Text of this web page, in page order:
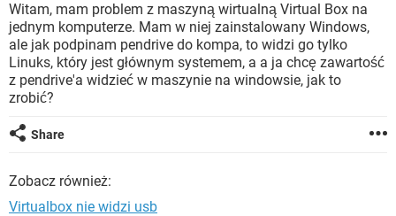
WINDOWS 10
INSTAGRAM FACEBOOK
WINDOWS 10
GRY WHATSAPP
SPOTIFY NETFLIX
INSTAGRAM FACEBOOK
WINDOWS 10
Witam, mam problem z maszyną wirtualną Virtual Box na
jednym komputerze. Mam w niej zainstalowany Windows,
ale jak podpinam pendrive do kompa, to widzi go tylko
Linuks, który jest głównym systemem, a a ja chcę zawartość
z pendrive'a widzieć w maszynie na windowsie, jak to
zrobić?
Share
Zobacz również:
Virtualbox nie widzi usb